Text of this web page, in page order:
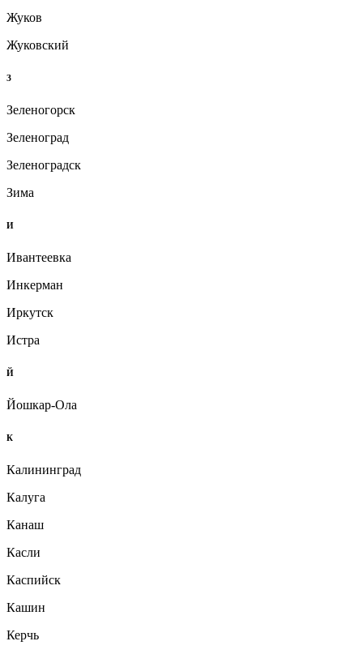
Жуков
Жуковский
З
Зеленогорск
Зеленоград
Зеленоградск
Зима
И
Ивантеевка
Инкерман
Иркутск
Истра
Й
Йошкар-Ола
К
Калининград
Калуга
Канаш
Касли
Каспийск
Кашин
Керчь